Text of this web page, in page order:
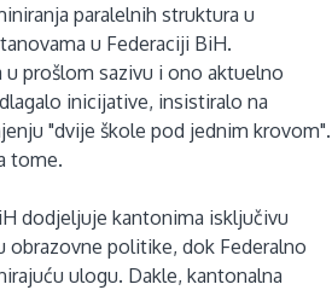
paralelnih struktura u
u Federaciji BiH.
prošlom sazivu i ono aktuelno
inicijative, insistiralo na
"dvije škole pod jednim krovom".
tome.
dodjeljuje kantonima isključivu
obrazovne politike, dok Federalno
ulogu. Dakle, kantonalna